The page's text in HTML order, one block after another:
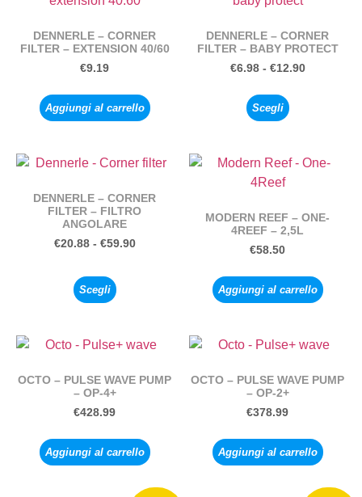
DENNERLE – CORNER
FILTER – EXTENSION 40/60
€9.19
Aggiungi al carrello
DENNERLE – CORNER
FILTER – BABY PROTECT
€6.98 - €12.90
Scegli
DENNERLE – CORNER
FILTER – FILTRO
ANGOLARE
€20.88 - €59.90
Scegli
MODERN REEF – ONE-
4REEF – 2,5L
€58.50
Aggiungi al carrello
OCTO – PULSE WAVE PUMP
– OP-4+
€428.99
Aggiungi al carrello
OCTO – PULSE WAVE PUMP
– OP-2+
€378.99
Aggiungi al carrello